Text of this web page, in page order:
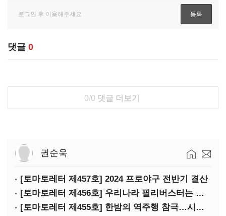
댓글 0
0/0 댓글 더보기
권순욱
[토마토레터 제457호] 2024 프로야구 전반기 결산
[토마토레터 제456호] 우리나라 필리버스터는 어떻게 무용지물이 됐나
[토마토레터 제455호] 한밤의 역주행 참극…시청역 참사의 핵심 쟁점은?